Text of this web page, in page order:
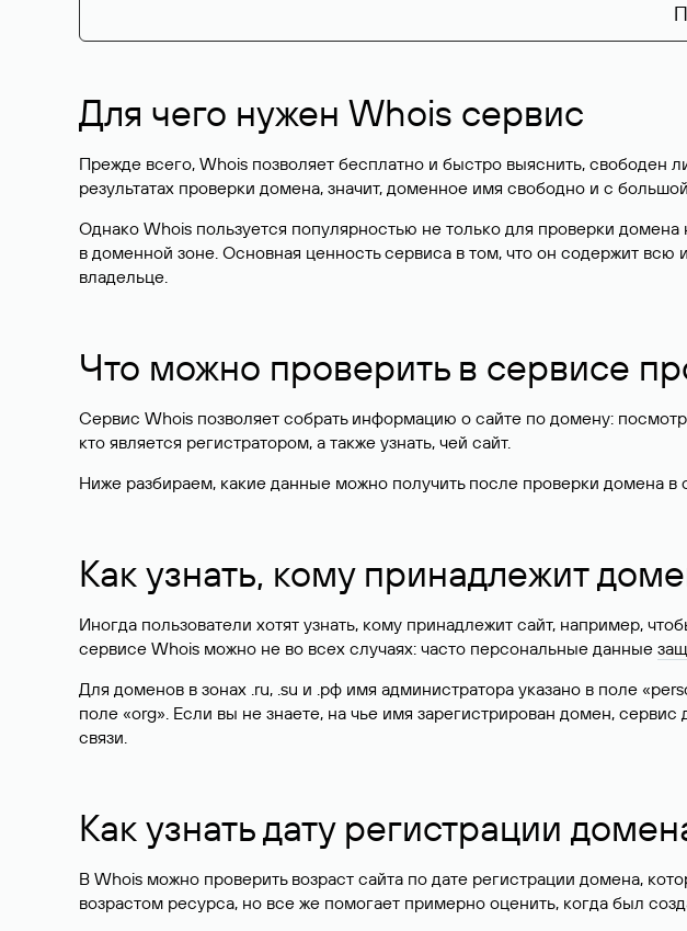
Для чего нужен Whois сервис
Прежде всего, Whois позволяет бесплатно и быстро выяснить,
результатах проверки домена, значит, доменное имя свободно и с
Однако Whois пользуется популярностью не только для проверки
в доменной зоне. Основная ценность сервиса в том, что он содержит
владельце.
Что можно проверить в сервисе
Сервис Whois позволяет собрать информацию о сайте по домену:
кто является регистратором, а также узнать, чей сайт.
Ниже разбираем, какие данные можно получить после проверки домена в
Как узнать, кому принадлежит
Иногда пользователи хотят узнать, кому принадлежит сайт, например,
сервисе Whois можно не во всех случаях: часто персональные данные
Для доменов в зонах .ru, .su и .рф имя администратора указано в поле
поле «org». Если вы не знаете, на чье имя зарегистрирован домен,
связи.
Как узнать дату регистрации
В Whois можно проверить возраст сайта по дате регистрации домена,
возрастом ресурса, но все же помогает примерно оценить, когда был